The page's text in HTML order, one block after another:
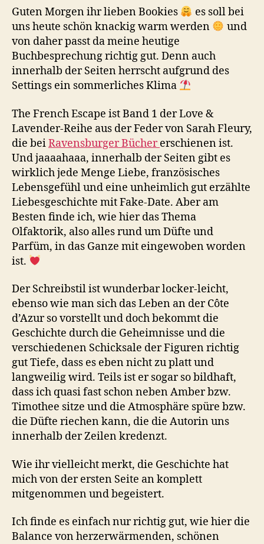
Guten Morgen ihr lieben Bookies
es soll bei
uns heute schön knackig warm werden
und
von daher passt da meine heutige
Buchbesprechung richtig gut. Denn auch
innerhalb der Seiten herrscht aufgrund des
Settings ein sommerliches Klima
The French Escape ist Band 1 der Love &
Lavender-Reihe aus der Feder von Sarah Fleury,
die beiRavensburger Büchererschienen ist.
Und jaaaahaaa, innerhalb der Seiten gibt es
wirklich jede Menge Liebe, französisches
Lebensgefühl und eine unheimlich gut erzählte
Liebesgeschichte mit Fake-Date. Aber am
Besten finde ich, wie hier das Thema
Olfaktorik, also alles rund um Düfte und
Parfüm, in das Ganze mit eingewoben worden
ist.
Der Schreibstil ist wunderbar locker-leicht,
ebenso wie man sich das Leben an der Côte
d’Azur so vorstellt und doch bekommt die
Geschichte durch die Geheimnisse und die
verschiedenen Schicksale der Figuren richtig
gut Tiefe, dass es eben nicht zu platt und
langweilig wird. Teils ist er sogar so bildhaft,
dass ich quasi fast schon neben Amber bzw.
Timothee sitze und die Atmosphäre spüre bzw.
die Düfte riechen kann, die die Autorin uns
innerhalb der Zeilen kredenzt.
Wie ihr vielleicht merkt, die Geschichte hat
mich von der ersten Seite an komplett
mitgenommen und begeistert.
Ich finde es einfach nur richtig gut, wie hier die
Balance von herzerwärmenden, schönen